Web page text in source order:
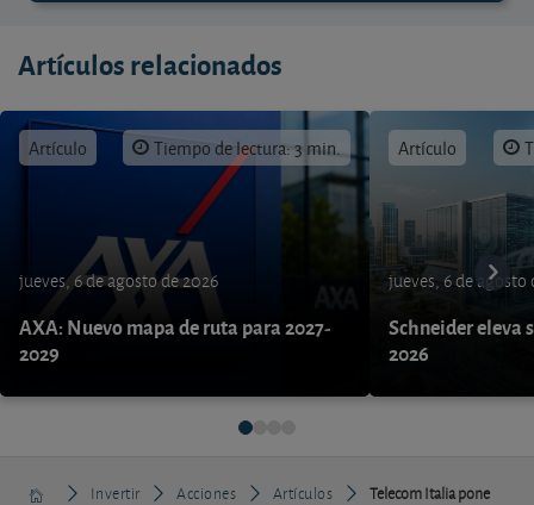
Artículos relacionados
Artículo Tiempo de lectura: 3 min.
jueves, 6 de agosto de 2026
AXA: Nuevo mapa de ruta para 2027-
2029
Artículo
jueves, 6 de agosto
Schneider eleva
2026
Invertir Acciones Artículos
Telecom Italia pone